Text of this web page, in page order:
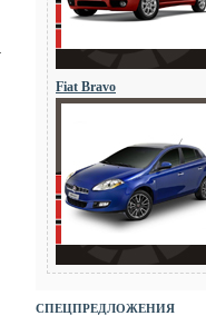
Fiat Bravo
СПЕЦПРЕДЛОЖЕНИЯ